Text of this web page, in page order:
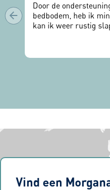
Door de
bedbodem, heb ik
kan ik weer rustig
Vind een